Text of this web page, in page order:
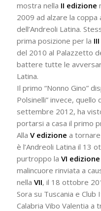
mostra nella II edizione
2009 ad alzare la
dell’Andreoli Latina.
prima posizione per la
del 2010 al Palazzetto
battere tutte le
Latina.
Il primo “Nonno Gino”
Polsinelli” invece, quello
settembre 2012, ha
portarsi a casa il primo
Alla V edizione a
è l’Andreoli Latina il 13
purtroppo la VI edizione
malincuore rinviata a
nella VII, il 18 ottobre
Sora su Tuscania e Club
Calabria Vibo Valentia a